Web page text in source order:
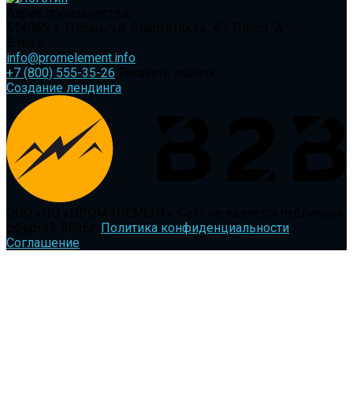
info@promelement.info
+7 (800) 555-35-26
Создание лендинга
Политика конфиденциальности
Соглашение